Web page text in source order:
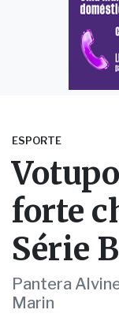
forte
Série B
Pantera
Marin